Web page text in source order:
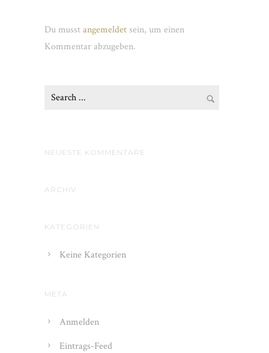
Du musstangemeldet sein, um einen
Kommentar abzugeben.
NEUESTE KOMMENTARE
ARCHIV
KATEGORIEN
Keine Kategorien
META
Anmelden
Eintrags-Feed